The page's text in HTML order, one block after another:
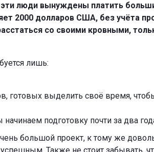
люди вынуждены платить
2000 долларов США, без учёта
со своими кровными,
лишь:
готовых выделить своё время,
подготовку почти за два
большой проект, к тому же